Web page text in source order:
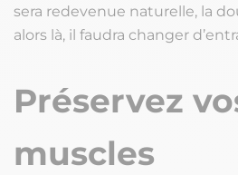
sera redevenue naturelle, la
alors là, il faudra changer
Préservez
muscles